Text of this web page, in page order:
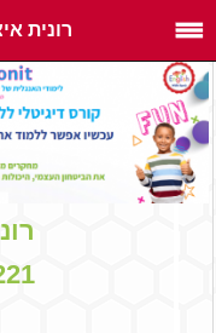
רונית